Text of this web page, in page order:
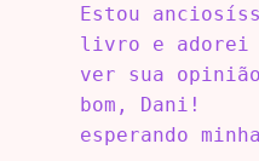
Estou
livro e adorei
ver sua
bom, Dani!
esperando